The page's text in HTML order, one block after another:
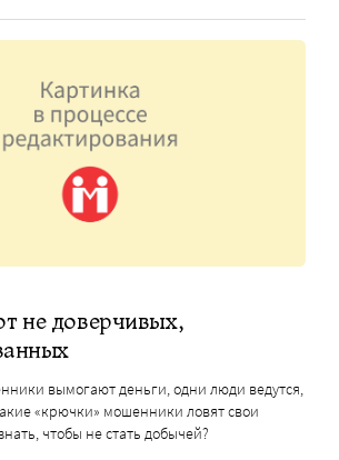
не доверчивых,
вымогают деньги, одни люди ведутся,
«крючки» мошенники ловят свои
чтобы не стать добычей?